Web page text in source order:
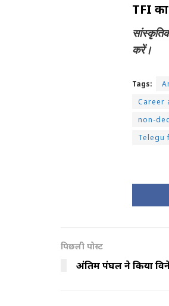
TFI
करें।
Tags:
Career
non-
Telegu
पिछली पोस्ट
अंतिम पंघल ने किया